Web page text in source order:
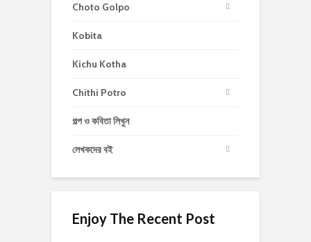
Choto Golpo
Kobita
Kichu Kotha
Chithi Potro
গল্প ও কবিতা লিখুন
লেখকদের বই
Enjoy The Recent Post